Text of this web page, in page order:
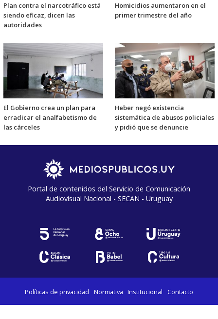
Plan contra el narcotráfico está
siendo eficaz, dicen las
autoridades
Homicidios aumentaron en el
primer trimestre del año
El Gobierno crea un plan para
erradicar el analfabetismo de
las cárceles
Heber negó existencia
sistemática de abusos policiales
y pidió que se denuncie
Portal de contenidos del Servicio de Comunicación
Audiovisual Nacional - SECAN - Uruguay
Políticas de privacidad Normativa Institucional Contacto